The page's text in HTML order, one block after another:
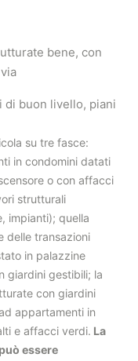
bene, con
di buon livello, piani
su tre fasce:
in condomini datati
o con affacci
strutturali
impianti); quella
delle transazioni
in palazzine
giardini gestibili; la
con giardini
appartamenti in
e affacci verdi. La
essere